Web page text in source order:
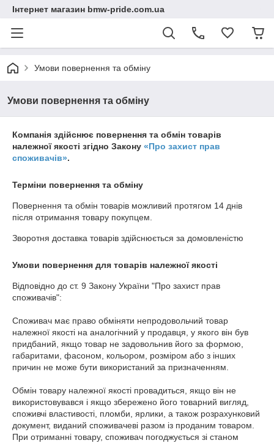
Інтернет магазин bmw-pride.com.ua
Умови повернення та обміну
Умови повернення та обміну
Компанія здійснює повернення та обмін товарів
належної якості згідно Закону «Про захист прав
споживачів».
Терміни повернення та обміну
Повернення та обмін товарів можливий протягом 14 днів
після отримання товару покупцем.
Зворотня доставка товарів здійснюється за домовленістю
Умови повернення для товарів належної якості
Відповідно до ст. 9 Закону України "Про захист прав
споживачів":
Споживач має право обміняти непродовольчий товар
належної якості на аналогічний у продавця, у якого він був
придбаний, якщо товар не задовольнив його за формою,
габаритами, фасоном, кольором, розміром або з інших
причин не може бути використаний за призначенням.
Обмін товару належної якості провадиться, якщо він не
використовувався і якщо збережено його товарний вигляд,
споживчі властивості, пломби, ярлики, а також розрахунковий
документ, виданий споживачеві разом із проданим товаром.
При отриманні товару, споживач погоджується зі станом